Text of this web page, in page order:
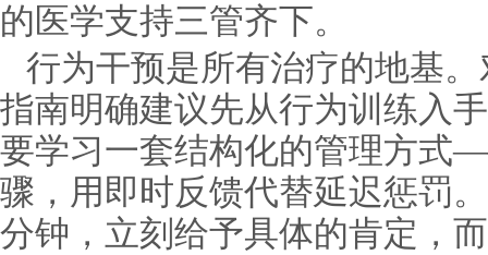
的医学支持三管齐下。
行为干预是所有治疗的地基
指南明确建议先从行为训练入
要学习一套结构化的管理方式
骤，用即时反馈代替延迟惩罚
分钟，立刻给予具体的肯定，